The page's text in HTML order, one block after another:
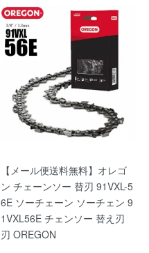
【メール便送料無料】オレゴ
ン チェーンソー 替刃 91VXL-5
6E ソーチェーン ソーチェン 9
1VXL56E チェンソー 替え刃
刃 OREGON